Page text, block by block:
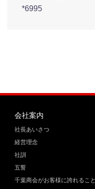
*6995
会社案内
社長あいさつ
経営理念
社訓
五誓
千葉商会がお客様に誇れること